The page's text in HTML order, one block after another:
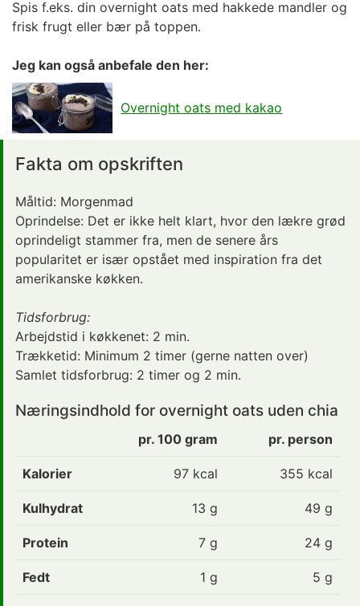
Spis f.eks. din overnight oats med hakkede mandler og
frisk frugt eller bær på toppen.
Jeg kan også anbefale den her:
Overnight oats med kakao
Fakta om opskriften
Måltid: Morgenmad
Oprindelse: Det er ikke helt klart, hvor den lækre grød
oprindeligt stammer fra, men de senere års
popularitet er især opstået med inspiration fra det
amerikanske køkken.
Tidsforbrug:
Arbejdstid i køkkenet: 2 min.
Trækketid: Minimum 2 timer (gerne natten over)
Samlet tidsforbrug: 2 timer og 2 min.
Næringsindhold for overnight oats uden chia
pr. 100 gram pr. person
Kalorier 97 kcal 355 kcal
Kulhydrat 13 g 49 g
Protein 7 g 24 g
Fedt 1 g 5 g